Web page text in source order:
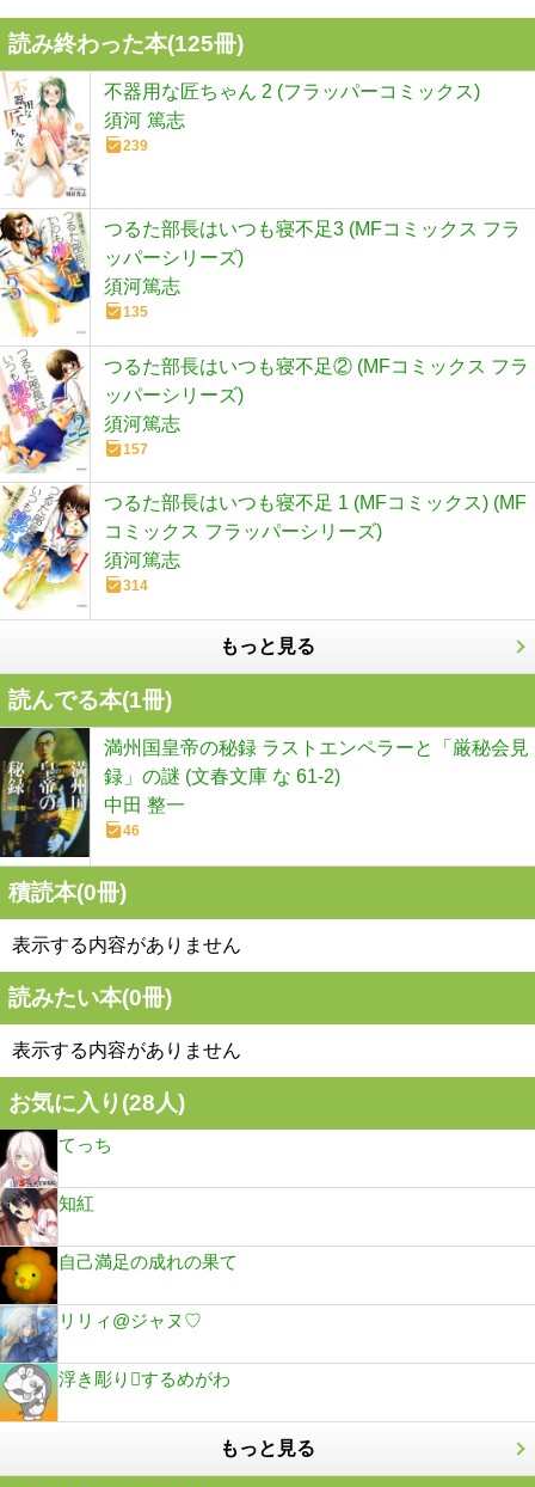
読み終わった本(125冊)
不器用な匠ちゃん 2 (フラッパーコミックス)
須河 篤志
239
つるた部長はいつも寝不足3 (MFコミックス フラ
ッパーシリーズ)
須河篤志
135
つるた部長はいつも寝不足② (MFコミックス フラ
ッパーシリーズ)
須河篤志
157
つるた部長はいつも寝不足 1 (MFコミックス) (MF
コミックス フラッパーシリーズ)
須河篤志
314
もっと見る
読んでる本(1冊)
満州国皇帝の秘録 ラストエンペラーと「厳秘会見
録」の謎 (文春文庫 な 61-2)
中田 整一
46
積読本(0冊)
表示する内容がありません
読みたい本(0冊)
表示する内容がありません
お気に入り(28人)
てっち
知紅
自己満足の成れの果て
リリィ@ジャヌ♡
浮き彫りするめがわ
もっと見る